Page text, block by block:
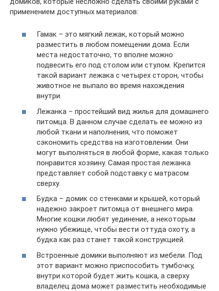
применением доступных материалов:
Гамак – это мягкий лежак, который можно
разместить в любом помещении дома. Если
места недостаточно, то вполне можно
подвесить его под столом или стулом. Крепится
такой вариант лежака с четырех сторон, чтобы
животное не выпало во время нахождения
внутри.
Лежанка – простейший вид жилья для домашнего
питомца. В данном случае сделать ее можно из
любой ткани и наполнения, что поможет
сэкономить средства на изготовлении. Они
могут выполняться в любой форме, какая только
понравится хозяину. Самая простая лежанка
представляет собой подставку с матрасом
сверху.
Будка – домик со стенками и крышей, который
надежно закроет питомца от внешнего мира.
Многие кошки любят уединение, а некоторым
нужно убежище, чтобы вести оттуда охоту, а
будка как раз станет такой конструкцией.
Встроенные домики выполняют из мебели. Под
этот вариант можно приспособить тумбочку,
внутри которой будет жить кошка, а сверху
владелец дома может разместить необходимые